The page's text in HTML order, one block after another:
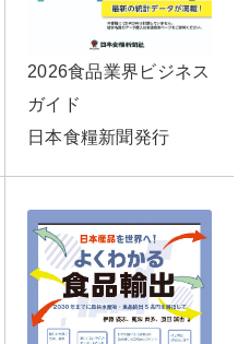
2026食品業界ビジネス
ガイド
日本食糧新聞発行